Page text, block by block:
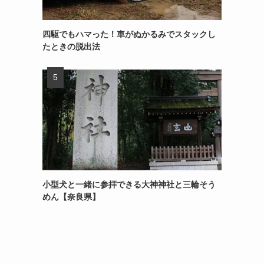
四駆でもハマった！車がぬかるみでスタックし
たときの脱出法
小型犬と一緒に参拝できる大神神社と三輪そう
めん【奈良県】